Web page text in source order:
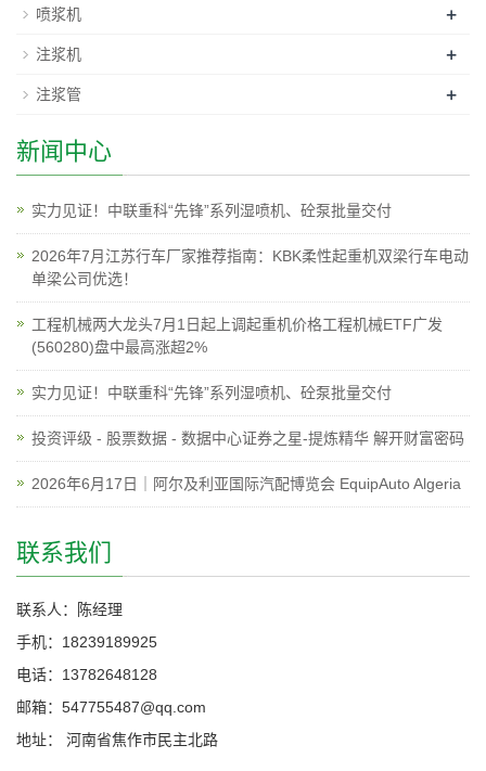
喷浆机 +
注浆机 +
注浆管 +
新闻中心
实力见证！中联重科“先锋”系列湿喷机、砼泵批量交付
2026年7月江苏行车厂家推荐指南：KBK柔性起重机双梁行车电动
单梁公司优选！
工程机械两大龙头7月1日起上调起重机价格工程机械ETF广发
(560280)盘中最高涨超2%
实力见证！中联重科“先锋”系列湿喷机、砼泵批量交付
投资评级 - 股票数据 - 数据中心证券之星-提炼精华 解开财富密码
2026年6月17日｜阿尔及利亚国际汽配博览会 EquipAuto Algeria
联系我们
联系人：陈经理
手机：18239189925
电话：13782648128
邮箱：547755487@qq.com
地址： 河南省焦作市民主北路